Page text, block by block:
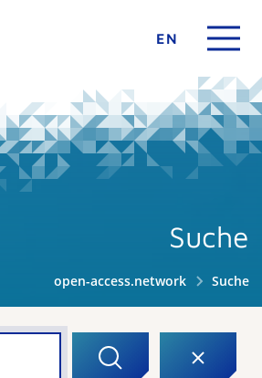
EN
Suche
open-access.network Suche